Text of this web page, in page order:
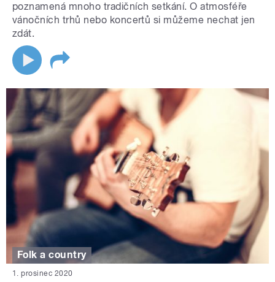
poznamená mnoho tradičních setkání. O atmosféře
vánočních trhů nebo koncertů si můžeme nechat jen
zdát.
Folk a country
1. prosinec 2020